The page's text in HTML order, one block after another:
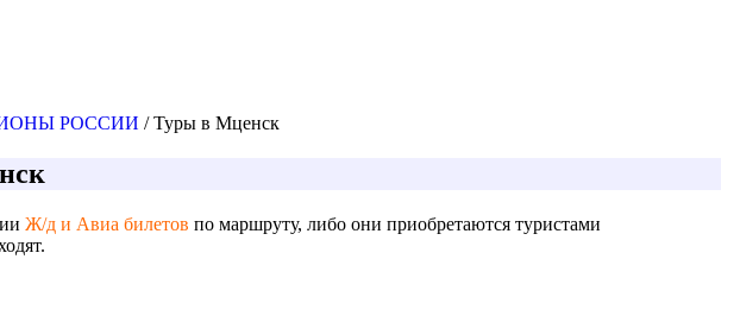
РОССИИ / Туры в Мценск
Ж/д и Авиа билетов по маршруту, либо они приобретаются туристами